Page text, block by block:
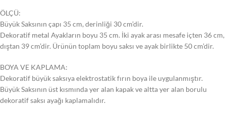
ÖLÇÜ:
Büyük Saksının çapı 35 cm, derinliği 30 cm’dir.
Dekoratif metal Ayakların boyu 35 cm. İki ayak arası mesafe içten 36 cm,
dıştan 39 cm’dir. Ürünün toplam boyu saksı ve ayak birlikte 50 cm’dir.
BOYA VE KAPLAMA:
Dekoratif büyük saksıya elektrostatik fırın boya ile uygulanmıştır.
Büyük Saksının üst kısmında yer alan kapak ve altta yer alan borulu
dekoratif saksı ayağı kaplamalıdır.